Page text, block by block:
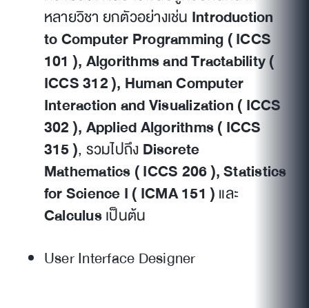
หลายวิชา ยกตัวอย่างเช่น Introduction
to Computer Programming ( ICCS
101 ), Algorithms and Tractability (
ICCS 312 ), Human Computer
Interaction and Visualization ( ICCS
302 ), Applied Algorithms ( ICCS
315 ), รวมไปถึงDiscrete
Mathematics ( ICCS 206 ), Statistics
for Science I ( ICMA 151 )และ
Calculusเป็นต้น
User Interface Designer